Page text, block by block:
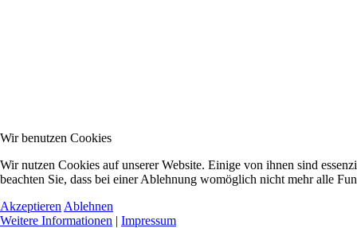
Wir benutzen Cookies
Wir nutzen Cookies auf unserer Website. Einige von ihnen sind
beachten Sie, dass bei einer Ablehnung womöglich nicht mehr alle
Akzeptieren Ablehnen
Weitere Informationen | Impressum